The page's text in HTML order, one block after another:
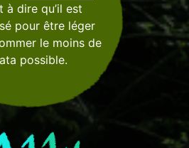
à dire qu’il est
pour être léger
le moins de
possible.